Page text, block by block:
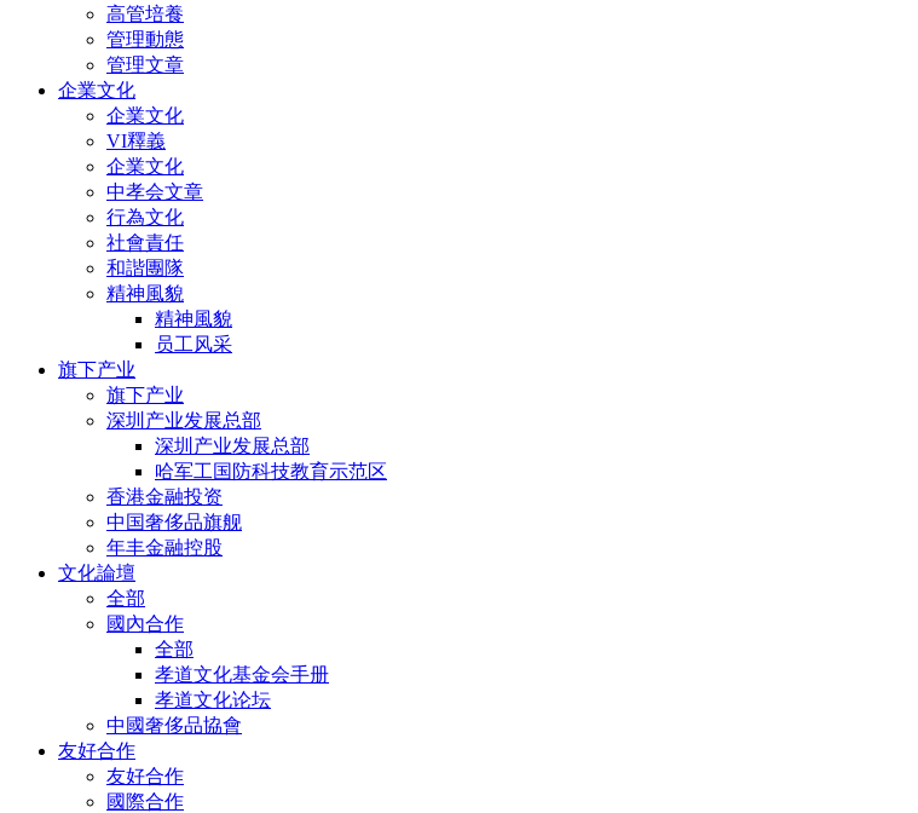
高管培養
管理動態
管理文章
企業文化
企業文化
VI釋義
企業文化
中孝会文章
行為文化
社會責任
和諧團隊
精神風貌
精神風貌
员工风采
旗下产业
旗下产业
深圳产业发展总部
深圳产业发展总部
哈军工国防科技教育示范区
香港金融投资
中国奢侈品旗舰
年丰金融控股
文化論壇
全部
國內合作
全部
孝道文化基金会手册
孝道文化论坛
中國奢侈品協會
友好合作
友好合作
國際合作